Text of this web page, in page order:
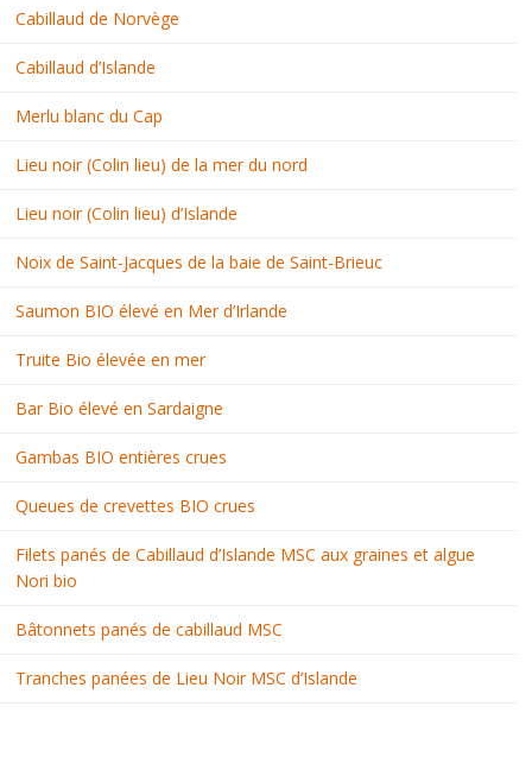
Cabillaud de Norvège
Cabillaud d’Islande
Merlu blanc du Cap
Lieu noir (Colin lieu) de la mer du nord
Lieu noir (Colin lieu) d’Islande
Noix de Saint-Jacques de la baie de Saint-Brieuc
Saumon BIO élevé en Mer d’Irlande
Truite Bio élevée en mer
Bar Bio élevé en Sardaigne
Gambas BIO entières crues
Queues de crevettes BIO crues
Filets panés de Cabillaud d’Islande MSC aux graines et algue
Nori bio
Bâtonnets panés de cabillaud MSC
Tranches panées de Lieu Noir MSC d’Islande